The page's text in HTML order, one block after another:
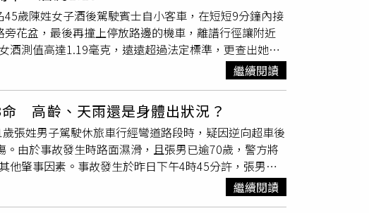
午休息1小時，不提供遠距工作，錄取後須先試用3個
關資訊曝光後引發討論，尤其是每月2298英鎊的薪
、「政府帶頭低薪」、「有這些能力的人寧願去其他
。根據英國現行規定，21歲以上勞工適用的法定「國
約新台幣551元）。由於英國近年物價及房租持續上漲，
件、語言能力及專業要求，加上倫敦生活成本高昂，
歲陳姓女子酒後駕駛賓士自小客車，在短短9分鐘內接
花盆，最後再撞上停放路邊的機車，離譜行徑讓附近
測值高達1.19毫克，遠遠超過法定標準，更查出她僅
面臨高額罰鍰。警方調查指出，事故發生於當天下午3
車發生擦撞。然而，她並未依規定停車處理事故，也沒
的是，僅過1分鐘，陳女又在美術東四路北向南方向
錄。警方循線趕到後立即將她攔下，並實施酒測，結果
高，依法依公共危險罪移送偵辦。警方進一步清查發
、不依規定使用燈光，以及僅持有機車駕照卻駕駛小型
有違規項目合併計算，最高可處新台幣18萬6600元罰
繼續閱讀
高齡、天雨還是身體出狀況？
張姓男子駕駛休旅車行經彎道路段時，疑因逆向超車後
由於事故發生時路面濕滑，且張男已逾70歲，警方將
他肇事因素。事故發生於昨日下午4時45分許，張男駕
集集往名間方向行駛，行經台16線濁水路段一處下坡
向白色休旅車左後側，隨即失控衝入對向車道，迎面撞
繼續閱讀